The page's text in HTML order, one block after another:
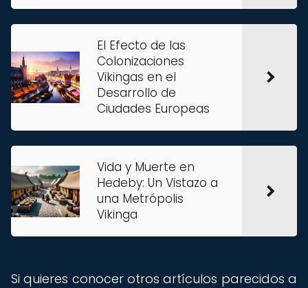
El Efecto de las
Colonizaciones
Vikingas en el
Desarrollo de
Ciudades Europeas
Vida y Muerte en
Hedeby: Un Vistazo a
una Metrópolis
Vikinga
Si quieres conocer otros artículos parecidos a